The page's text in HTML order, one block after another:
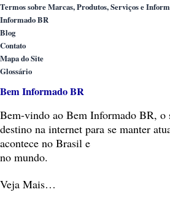
Termos sobre Marcas, Produtos, Serviços e
Informado BR
Blog
Contato
Mapa do Site
Glossário
Bem Informado BR
Bem-vindo ao Bem Informado BR, o
destino na internet para se manter
acontece no Brasil e
no mundo.
Veja Mais…